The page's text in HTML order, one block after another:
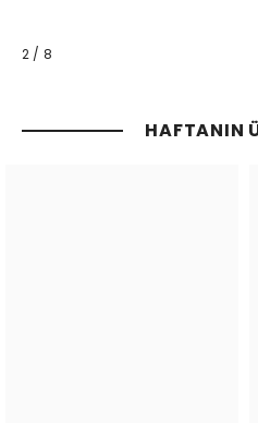
2 / of
8
HAFTANIN